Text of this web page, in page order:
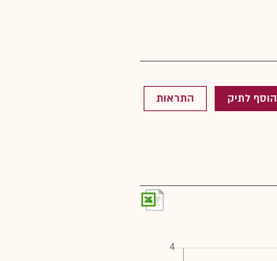
הוסף לתיק התראות